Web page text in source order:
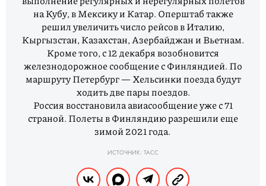
на Кубу, в Мексику и Катар. Оперштаб также
решил увеличить число рейсов в Италию,
Кыргызстан, Казахстан, Азербайджан и Вьетнам.
Кроме того, с 12 декабря возобновится
железнодорожное сообщение с Финляндией. По
маршруту Петербург — Хельсинки поезда будут
ходить две пары поездов.
Россия восстановила авиасообщение уже с 71
страной. Полеты в Финляндию разрешили еще
зимой 2021 года.
ИСТОЧНИК: ТАСС